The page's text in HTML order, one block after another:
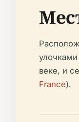
веке, и
France).